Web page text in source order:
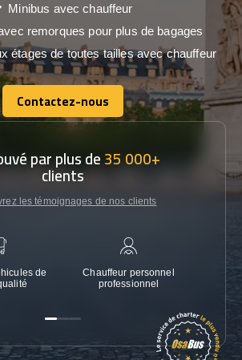
Minibus avec chauffeur
remorques pour plus de bagages
étages de toutes tailles avec chauffeur
Contactez-nous
Contactez-nous
par plus de35 000+
clients
les témoignages de nos clients
de
Chauffeur personnel
professionnel